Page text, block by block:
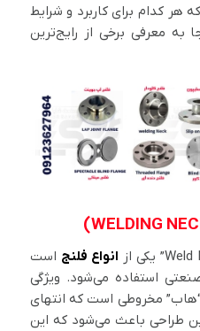
هر کدام برای کاربرد و شرایط
به معرفی برخی از رایج‌ترین
انواع فلنج‌ است
استفاده می‌شود. ویژگی
مخروطی است که انتهای
طراحی باعث می‌شود که این